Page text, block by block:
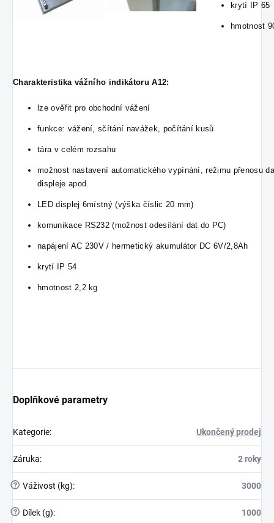
krytí IP 65
hmotnost
Charakteristika vážního indikátoru A12:
lze ověřit pro obchodní vážení
funkce: vážení, sčítání navážek, počítání kusů
tára v celém rozsahu
možnost nastavení automatického vypínání, režimu přenosu
displeje apod.
LED displej 6místný (výška číslic 20 mm)
komunikace RS232 (možnost odesílání dat do PC)
napájení AC 230V / hermetický akumulátor DC 6V/2,8Ah
krytí IP 54
hmotnost 2,2 kg
Doplňkové parametry
Kategorie: Ukončený prodej
Záruka: 2 roky
? Váživost (kg): 3000
? Dílek (g): 1000